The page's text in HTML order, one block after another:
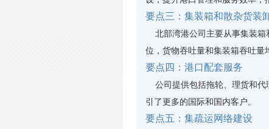
要点三：集装箱和散杂货装
北部湾港公司主要从事集装箱
位，货物吞吐量和集装箱吞吐量
要点四：港口配套服务
公司提供包括拖轮、理货和代
引了更多的国际和国内客户。
要点五：集疏运网络建设